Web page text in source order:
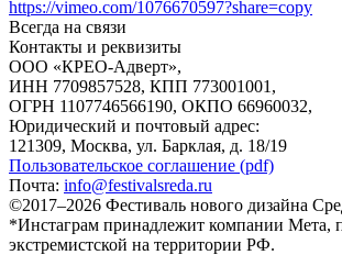
https://vimeo.com/1076670597?share=copy
Всегда на связи
Контакты и реквизиты
ООО «КРЕО‐Адверт»,
ИНН 7709857528, КПП 773001001,
ОГРН 1107746566190, ОКПО 66960032,
Юридический и почтовый адрес:
121309, Москва, ул. Барклая, д. 18/19
Пользовательское соглашение (pdf)
Почта: info@festivalsreda.ru
©2017–2026 Фестиваль нового дизайна
*Инстаграм принадлежит компании Мета,
экстремистской на территории РФ.